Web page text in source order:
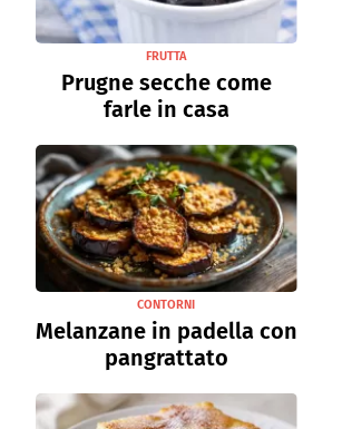
FRUTTA
Prugne secche come
farle in casa
CONTORNI
Melanzane in padella con
pangrattato